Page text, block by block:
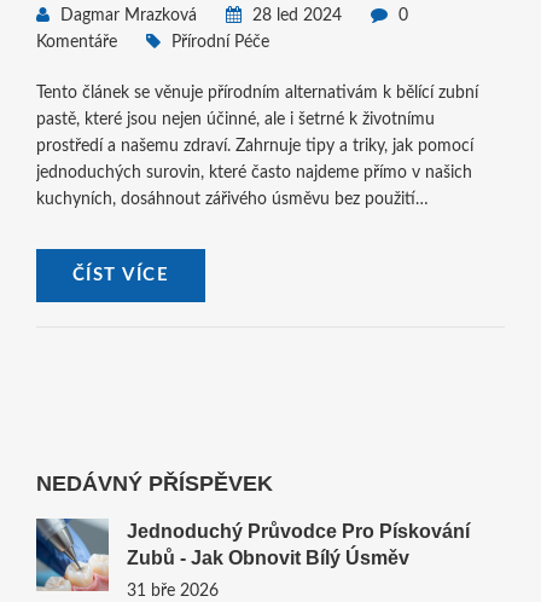
Dagmar Mrazková 28 led 2024
0
Komentáře
Přírodní Péče
Tento článek se věnuje přírodním alternativám k bělící zubní
pastě, které jsou nejen účinné, ale i šetrné k životnímu
prostředí a našemu zdraví. Zahrnuje tipy a triky, jak pomocí
jednoduchých surovin, které často najdeme přímo v našich
kuchyních, dosáhnout zářivého úsměvu bez použití
metody a ingredience, které jsou prospěšné nejen pro bělení
zubů, ale i celkovou ústní hygienu.
ČÍST VÍCE
NEDÁVNÝ PŘÍSPĚVEK
Jednoduchý Průvodce Pro Pískování
Zubů - Jak Obnovit Bílý Úsměv
31 bře 2026